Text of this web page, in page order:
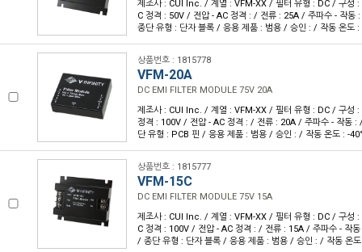
제조사 : CUI Inc. / 계열 : VFM-XX / 필터 유형 : DC / 구성 :
C 정격 : 50V / 전압 - AC 정격 : / 전류 : 25A / 주파수 - 작동
종단 유형 : 단자 블록 / 응용 제품 : 범용 / 승인 : / 작동 온도 :
상품번호 : 1815778
VFM-20A
DC EMI FILTER MODULE 75V 20A
제조사 : CUI Inc. / 계열 : VFM-XX / 필터 유형 : DC / 구성 :
정격 : 100V / 전압 - AC 정격 : / 전류 : 20A / 주파수 - 작동 :
단 유형 : PCB 핀 / 응용 제품 : 범용 / 승인 : / 작동 온도 : -
상품번호 : 1815777
VFM-15C
DC EMI FILTER MODULE 75V 15A
제조사 : CUI Inc. / 계열 : VFM-XX / 필터 유형 : DC / 구성 :
C 정격 : 100V / 전압 - AC 정격 : / 전류 : 15A / 주파수 - 작
/ 종단 유형 : 단자 블록 / 응용 제품 : 범용 / 승인 : / 작동 온